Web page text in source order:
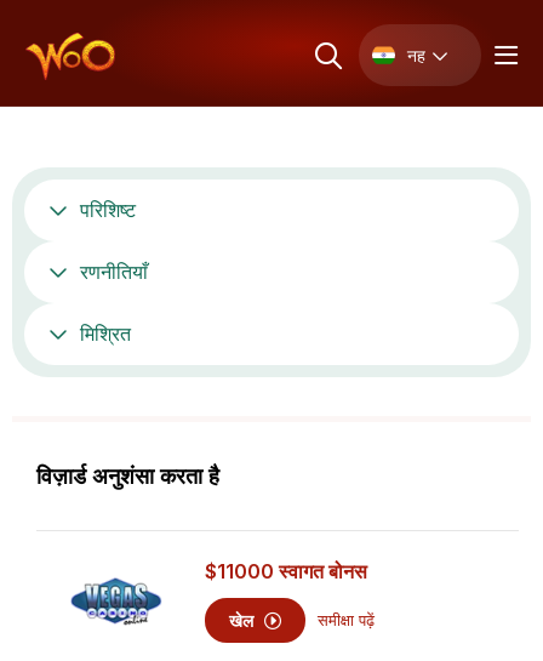
नह
परिशिष्ट
रणनीतियाँ
मिश्रित
विज़ार्ड अनुशंसा करता है
$11000 स्वागत बोनस
खेल समीक्षा पढ़ें